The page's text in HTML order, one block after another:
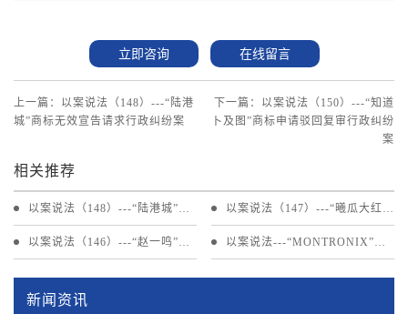
立即咨询 在线留言
上一篇：以案说法（148）---“陆港
城”商标无效宣告请求行政纠纷案
下一篇：以案说法（150）---“知道
卜及图”商标申请驳回复审行政纠纷
案
相关推荐
以案说法（148）---“陆港城”商
标无效宣告请求行政纠纷案
以案说法（147）---“曦瓜大红
袍”商标申请驳回复审行政纠纷
以案说法（146）---“赵一鸣”商 以案说法---“MONTRONIX”商
新闻资讯